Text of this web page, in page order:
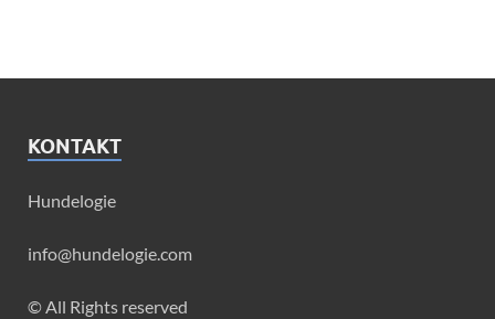
KONTAKT
Hundelogie
info@hundelogie.com
© All Rights reserved